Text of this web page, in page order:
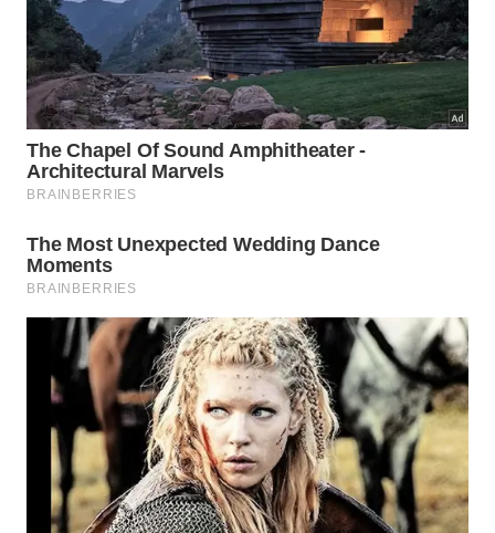
A maneira como você se posiciona no colchão
determina o nível de relaxamento que seus
músculos vão alcançar. Deitar de lado sem o
suporte adequado faz com que o quadril gire de
forma prejudicial, gerando um forte
muscular edesalinhamento esquelético.
A correta disposição dos travesseiros vai além da estética
e é fundamental para garantir o alinhamento corporal e o
alívio das dores lombares durante o sono. – Imagem
gerada por IA